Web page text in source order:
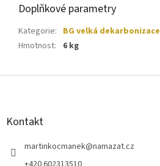
Doplňkové parametry
Kategorie: BG velká dekarbonizace
Hmotnost: 6 kg
Z
Kontakt
martinkocmanek@namazat.cz